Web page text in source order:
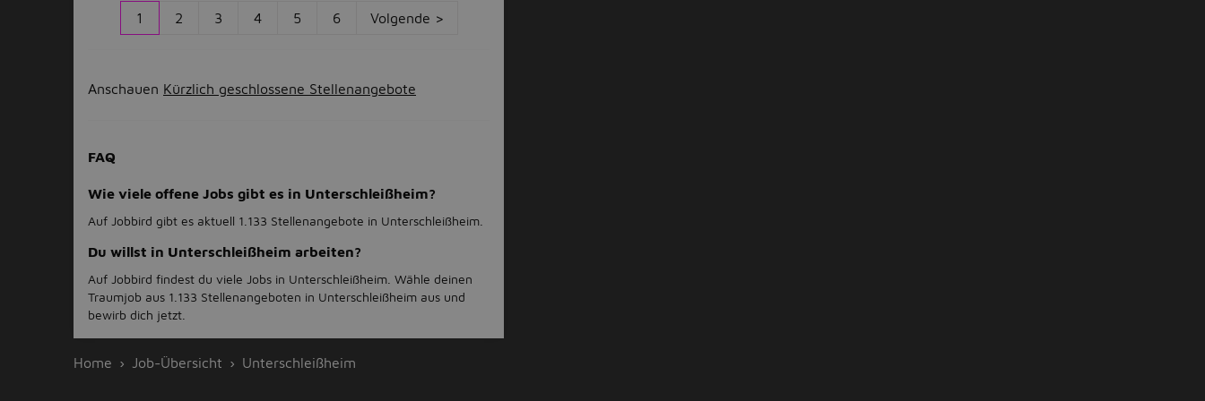
1 2 3 4 5 6 Volgende >
Anschauen Kürzlich geschlossene Stellenangebote
FAQ
Wie viele offene Jobs gibt es in Unterschleißheim?
Auf Jobbird gibt es aktuell 1.133 Stellenangebote in Unterschleißheim.
Du willst in Unterschleißheim arbeiten?
Auf Jobbird findest du viele Jobs in Unterschleißheim. Wähle deinen
Traumjob aus 1.133 Stellenangeboten in Unterschleißheim aus und
bewirb dich jetzt.
Home Job-Übersicht Unterschleißheim